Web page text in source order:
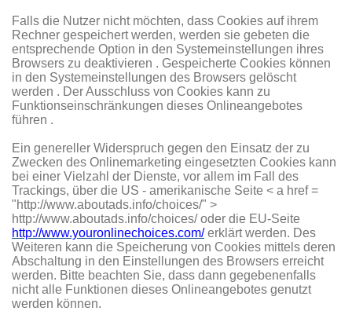
Falls die Nutzer nicht möchten, dass Cookies auf ihrem
Rechner gespeichert werden, werden sie gebeten die
entsprechende Option in den Systemeinstellungen ihres
Browsers zu deaktivieren . Gespeicherte Cookies können
in den Systemeinstellungen des Browsers gelöscht
werden . Der Ausschluss von Cookies kann zu
Funktionseinschränkungen dieses Onlineangebotes
führen .
Ein genereller Widerspruch gegen den Einsatz der zu
Zwecken des Onlinemarketing eingesetzten Cookies kann
bei einer Vielzahl der Dienste, vor allem im Fall des
Trackings, über die US - amerikanische Seite < a href =
"http://www.aboutads.info/choices/" >
http://www.aboutads.info/choices/ oder die EU-Seite
http://www.youronlinechoices.com/ erklärt werden. Des
Weiteren kann die Speicherung von Cookies mittels deren
Abschaltung in den Einstellungen des Browsers erreicht
werden. Bitte beachten Sie, dass dann gegebenenfalls
nicht alle Funktionen dieses Onlineangebotes genutzt
werden können.